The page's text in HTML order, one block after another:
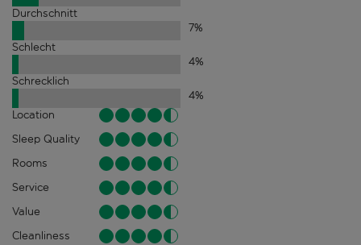
Durchschnitt
7%
Schlecht
4%
Schrecklich
4%
Location
Sleep Quality
Rooms
Service
Value
Cleanliness